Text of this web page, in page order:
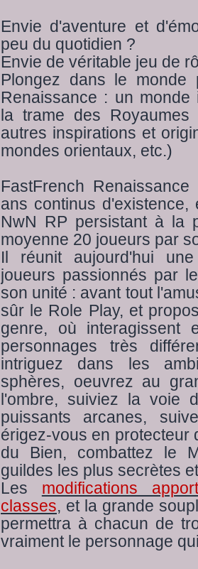
Envie d'aventure et
peu du quotidien ?
Envie de véritable jeu de
Plongez dans le monde
Renaissance : un
la trame des
autres inspirations et
mondes orientaux, etc.)
FastFrench
ans continus
NwN RP persistant à la
moyenne 20 joueurs par
Il réunit aujourd'hui
joueurs passionnés par
son unité : avant tout
sûr le Role Play, et
genre, où interagissent
personnages très
intriguez dans les
sphères, oeuvrez au
l'ombre, suiviez la voie
puissants arcanes,
érigez-vous en protecteur
du Bien, combattez le
guildes les plus secrètes
Les modifications
classes, et la grande
permettra à chacun de
vraiment le personnage